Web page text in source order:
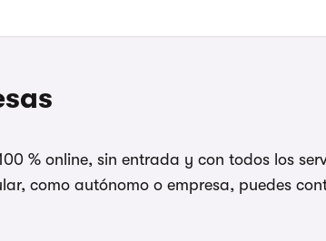
% online, sin entrada y con todos los
como autónomo o empresa, puedes